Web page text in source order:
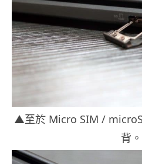
▲至於 Micro SIM /
背。